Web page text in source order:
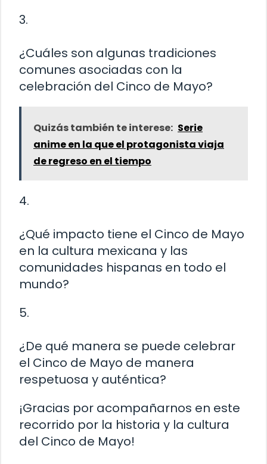
3.
¿Cuáles son algunas tradiciones
comunes asociadas con la
celebración del Cinco de Mayo?
Quizás también te interese: Serie
anime en la que el protagonista viaja
de regreso en el tiempo
4.
¿Qué impacto tiene el Cinco de Mayo
en la cultura mexicana y las
comunidades hispanas en todo el
mundo?
5.
¿De qué manera se puede celebrar
el Cinco de Mayo de manera
respetuosa y auténtica?
¡Gracias por acompañarnos en este
recorrido por la historia y la cultura
del Cinco de Mayo!